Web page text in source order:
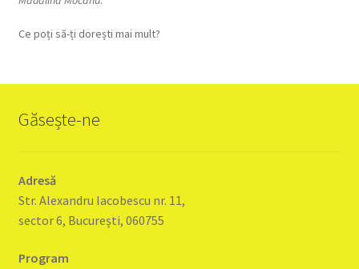
Ce poți să-ți dorești mai mult?
Găsește-ne
Adresă
Str. Alexandru Iacobescu nr. 11,
sector 6, București, 060755
Program